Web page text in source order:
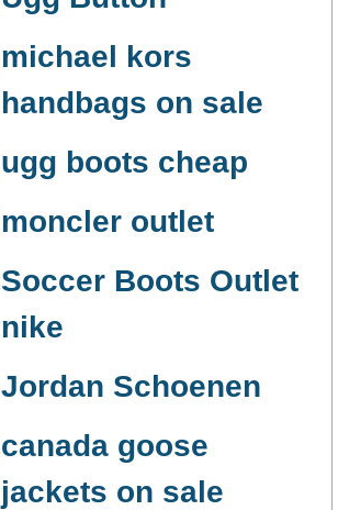
michael kors
handbags on sale
ugg boots cheap
moncler outlet
Soccer Boots Outlet
nike
Jordan Schoenen
canada goose
jackets on sale